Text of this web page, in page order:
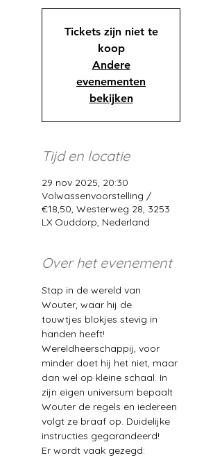
Tickets zijn niet te
koop
Andere
evenementen
bekijken
Tijd en locatie
29 nov 2025, 20:30
Volwassenvoorstelling /
€18,50, Westerweg 28, 3253
LX Ouddorp, Nederland
Over het evenement
Stap in de wereld van
Wouter, waar hij de
touwtjes blokjes stevig in
handen heeft!
Wereldheerschappij, voor
minder doet hij het niet, maar
dan wel op kleine schaal. In
zijn eigen universum bepaalt
Wouter de regels en iedereen
volgt ze braaf op. Duidelijke
instructies gegarandeerd!
Er wordt vaak gezegd: